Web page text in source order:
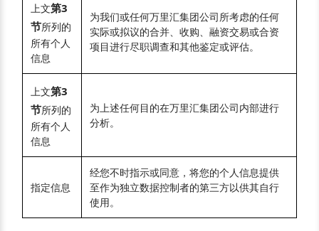
上文第3
节所列的
所有个人
信息
为我们或任何万里汇集团公司所考虑的任何
实际或拟议的合并、收购、融资交易或合资
项目进行尽职调查和其他鉴定或评估。
上文第3
节所列的
所有个人
信息
为上述任何目的在万里汇集团公司内部进行
分析。
指定信息
经您不时指示或同意，将您的个人信息提供
至作为独立数据控制者的第三方以供其自行
使用。